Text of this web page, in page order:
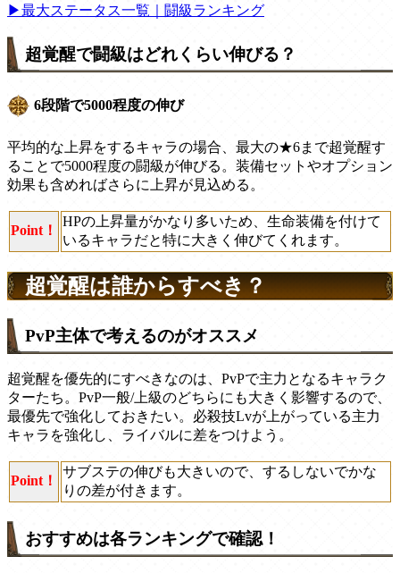
▶最大ステータス一覧｜闘級ランキング
超覚醒で闘級はどれくらい伸びる？
6段階で5000程度の伸び
平均的な上昇をするキャラの場合、最大の★6まで超覚醒す
ることで5000程度の闘級が伸びる。装備セットやオプション
効果も含めればさらに上昇が見込める。
Point！
HPの上昇量がかなり多いため、生命装備を付けて
いるキャラだと特に大きく伸びてくれます。
超覚醒は誰からすべき？
PvP主体で考えるのがオススメ
超覚醒を優先的にすべきなのは、PvPで主力となるキャラク
ターたち。PvP一般/上級のどちらにも大きく影響するので、
最優先で強化しておきたい。必殺技Lvが上がっている主力
キャラを強化し、ライバルに差をつけよう。
Point！
サブステの伸びも大きいので、するしないでかな
りの差が付きます。
おすすめは各ランキングで確認！